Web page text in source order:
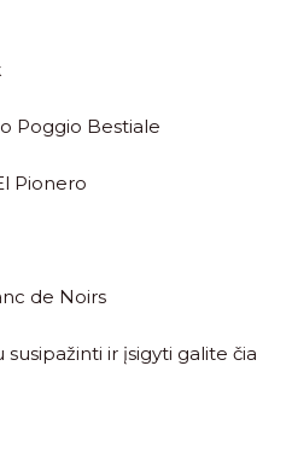
Poggio Bestiale
Pionero
de Noirs
ir įsigyti galite čia